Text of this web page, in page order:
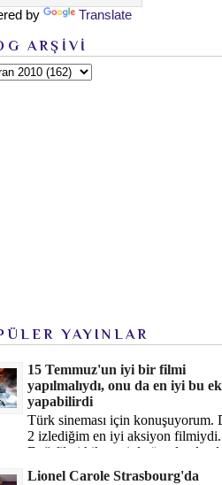
by Translate
ARŞİVİ
YAYINLAR
15 Temmuz'un iyi bir filmi
yapılmalıydı, onu da en iyi bu
yapabilirdi
Türk sineması için konuşuyorum.
2 izlediğim en iyi aksiyon
Dağ filmi hikayesiyle ön plandaydı,
Dağ 2 ise belki o hika...
Lionel Carole Strasbourg'da